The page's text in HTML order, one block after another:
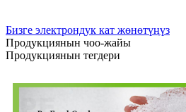
Бизге электрондук кат жөнөтүңүз
Продукциянын чоо-жайы
Продукциянын тегдери